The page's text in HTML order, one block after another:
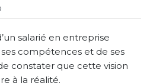
salarié en entreprise
compétences et de ses
constater que cette vision
à la réalité.